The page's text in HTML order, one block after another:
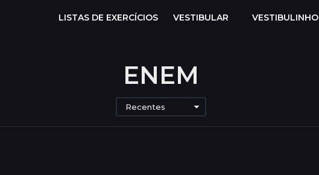
LISTAS DE EXERCÍCIOS VESTIBULAR VESTIBULINHO
ENEM
Recentes